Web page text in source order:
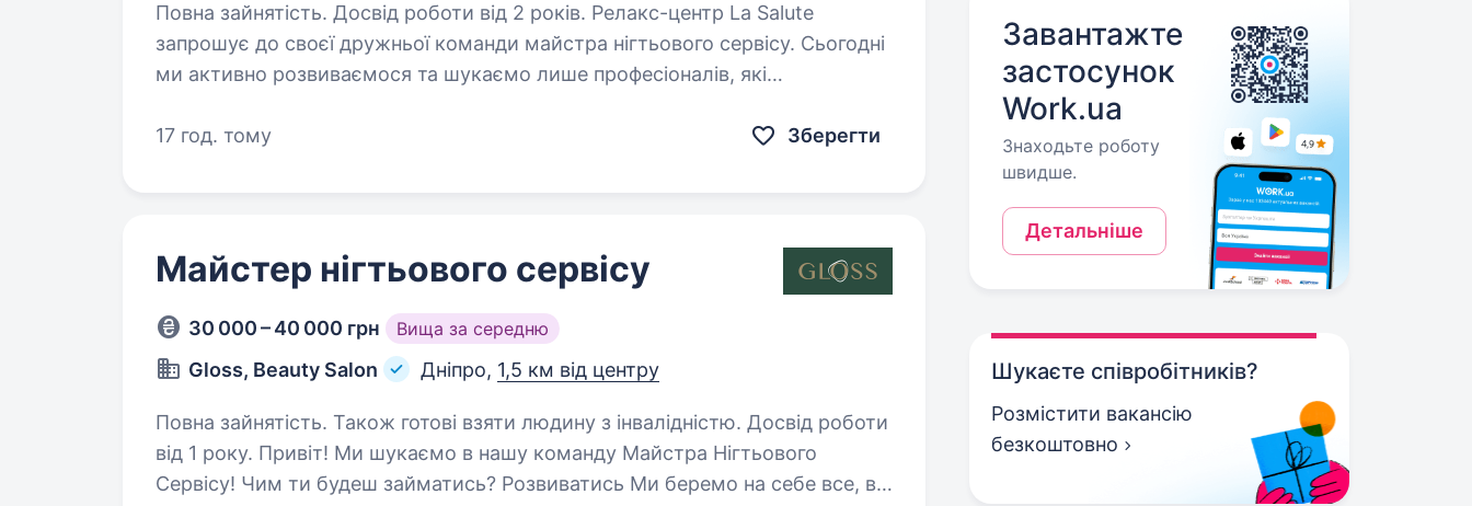
Повна зайнятість. Досвід роботи від 2 років. Релакс-центр La Salute
запрошує до своєї дружньої команди майстра нігтьового сервісу. Сьогодні
ми активно розвиваємося та шукаємо лише професіоналів, які
17 год. тому
Зберегти
Майстер нігтьового сервісу
30 000 – 40 000 грн Вища за середню
Gloss, Beauty Salon Дніпро, 1,5 км від центру
Повна зайнятість. Також готові взяти людину з інвалідністю. Досвід роботи
від 1 року. Привіт! Ми шукаємо в нашу команду Майстра Нігтьового
Сервісу! Чим ти будеш займатись? Розвиватись Ми беремо на себе все, від
Завантажте
застосунок
Work.ua
Знаходьте роботу
швидше.
Детальніше
Шукаєте співробітників?
Розмістити вакансію
безкоштовно